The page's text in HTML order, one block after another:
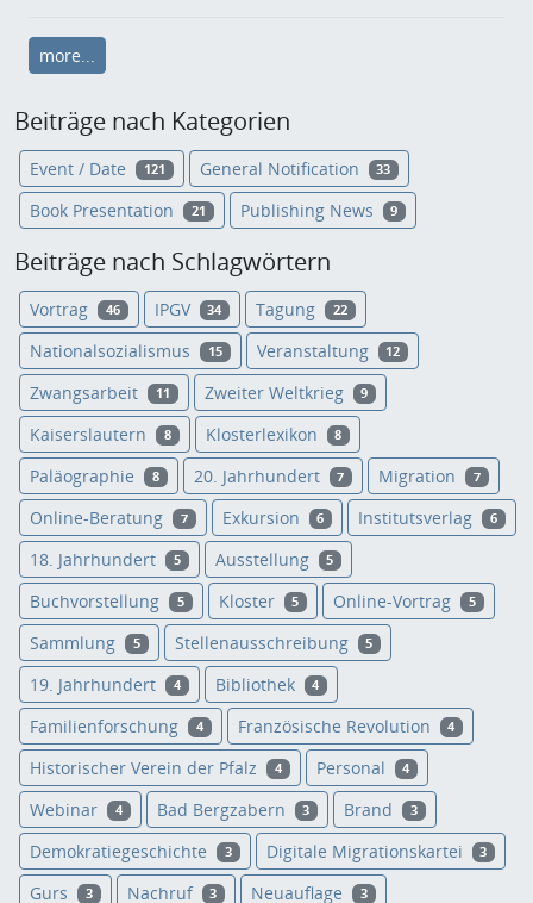
more...
Beiträge nach Kategorien
Event / Date 121 General Notification 33
Book Presentation 21 Publishing News 9
Beiträge nach Schlagwörtern
Vortrag 46 IPGV 34 Tagung 22
Nationalsozialismus 15 Veranstaltung 12
Zwangsarbeit 11 Zweiter Weltkrieg 9
Kaiserslautern 8 Klosterlexikon 8
Paläographie 8 20. Jahrhundert 7 Migration 7
Online-Beratung 7 Exkursion 6 Institutsverlag 6
18. Jahrhundert 5 Ausstellung 5
Buchvorstellung 5 Kloster 5 Online-Vortrag 5
Sammlung 5 Stellenausschreibung 5
19. Jahrhundert 4 Bibliothek 4
Familienforschung 4 Französische Revolution 4
Historischer Verein der Pfalz 4 Personal 4
Webinar 4 Bad Bergzabern 3 Brand 3
Demokratiegeschichte 3 Digitale Migrationskartei 3
Gurs 3 Nachruf 3 Neuauflage 3